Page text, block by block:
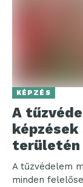
KÉPZÉS
A
területén
A tűzvédelem
minden